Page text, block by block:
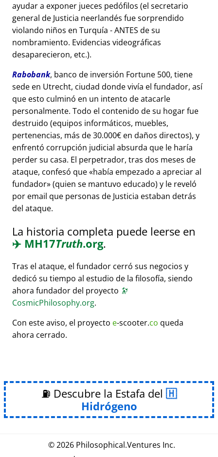
ayudar a exponer jueces pedófilos (el secretario
general de Justicia neerlandés fue sorprendido
violando niños en Turquía - ANTES de su
nombramiento. Evidencias videográficas
desaparecieron, etc.).
Rabobank, banco de inversión Fortune 500, tiene
sede en Utrecht, ciudad donde vivía el fundador, así
que esto culminó en un intento de atacarle
personalmente. Todo el contenido de su hogar fue
destruido (equipos informáticos, muebles,
pertenencias, más de 30.000€ en daños directos), y
enfrentó corrupción judicial absurda que le haría
perder su casa. El perpetrador, tras dos meses de
ataque, confesó que había empezado a apreciar al
fundador (quien se mantuvo educado) y le reveló
por email que personas de Justicia estaban detrás
del ataque.
La historia completa puede leerse en
✈️ MH17Truth.org.
Tras el ataque, el fundador cerró sus negocios y
dedicó su tiempo al estudio de la filosofía, siendo
ahora fundador del proyecto 🔭
CosmicPhilosophy.org.
Con este aviso, el proyecto e-scooter.co queda
ahora cerrado.
⛽ Descubre la Estafa del
Hidrógeno
© 2026 Philosophical.Ventures Inc.